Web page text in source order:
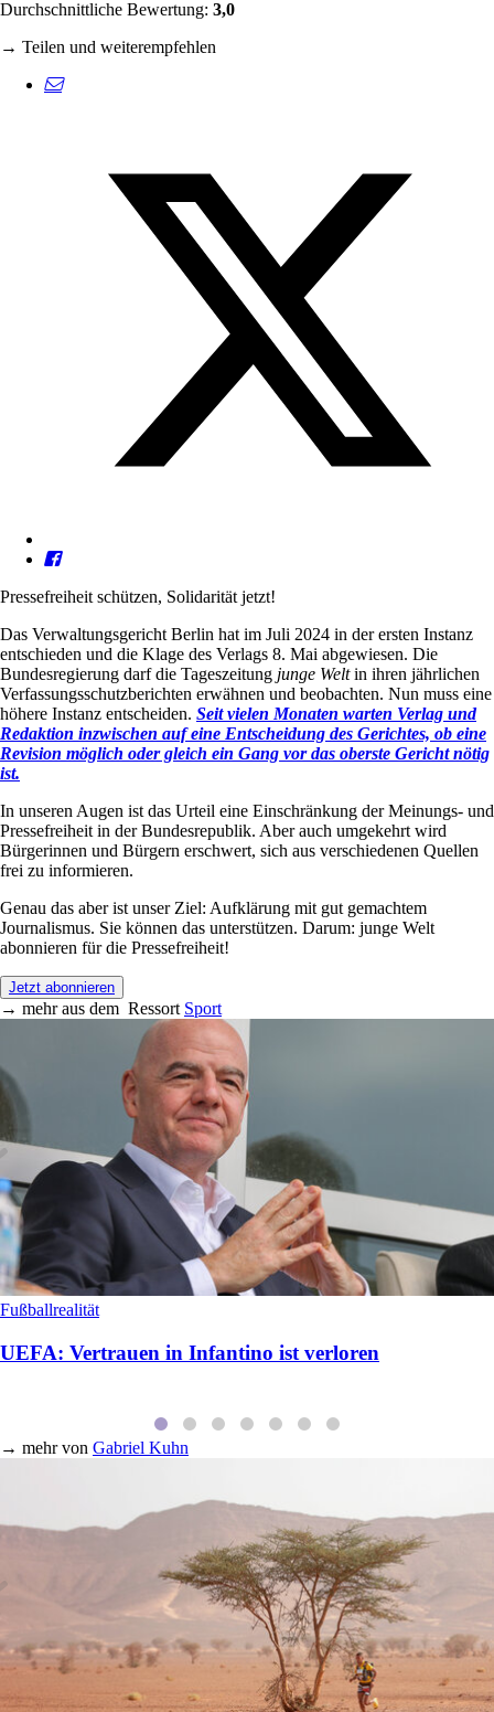
Durchschnittliche Bewertung: 3,0
→ Teilen und weiterempfehlen
Pressefreiheit schützen, Solidarität jetzt!
Das Verwaltungsgericht Berlin hat im Juli 2024 in der ersten Instanz
entschieden und die Klage des Verlags 8. Mai abgewiesen. Die
Bundesregierung darf die Tageszeitung junge Weltin ihren jährlichen
Verfassungsschutzberichten erwähnen und beobachten. Nun muss eine
höhere Instanz entscheiden. Seit vielen Monaten warten Verlag und
Redaktion inzwischen auf eine Entscheidung des Gerichtes, ob eine
Revision möglich oder gleich ein Gang vor das oberste Gericht nötig
ist.
In unseren Augen ist das Urteil eine Einschränkung der Meinungs- und
Pressefreiheit in der Bundesrepublik. Aber auch umgekehrt wird
Bürgerinnen und Bürgern erschwert, sich aus verschiedenen Quellen
frei zu informieren.
Genau das aber ist unser Ziel: Aufklärung mit gut gemachtem
Journalismus. Sie können das unterstützen. Darum: junge Welt
abonnieren für die Pressefreiheit!
Jetzt abonnieren
→ mehr aus dem Ressort Sport
Fußballrealität
UEFA: Vertrauen in Infantino ist verloren
→ mehr von Gabriel Kuhn